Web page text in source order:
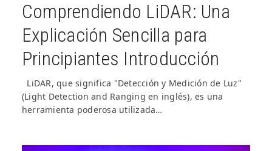
Comprendiendo LiDAR: Una
Explicación Sencilla para
Principiantes Introducción
LiDAR, que significa "Detección y Medición de Luz"
(Light Detection and Ranging en inglés), es una
herramienta poderosa utilizada…